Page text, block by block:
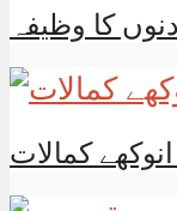
کا وظیفہ
کمالات